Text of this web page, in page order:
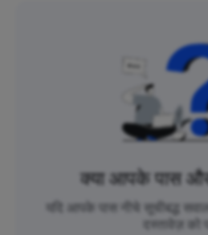
क्या आपके पास
यदि आपके पास नीचे सूचीबद्ध सवाल
दस्तावेज़ को